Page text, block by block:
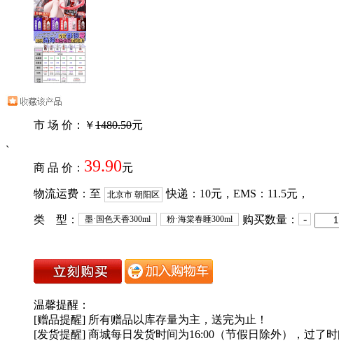
市 场 价：￥1480.50元
`
商 品 价： 39.90元
物流运费：至 北京市 朝阳区 快递： 10元，EMS： 11.5元，
类 型： 墨·国色天香300ml 粉·海棠春睡300ml 购买数量： -
温馨提醒：
[赠品提醒] 所有赠品以库存量为主，送完为止！
[发货提醒] 商城每日发货时间为16:00（节假日除外），过了时